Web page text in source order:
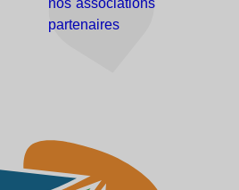
partenaires